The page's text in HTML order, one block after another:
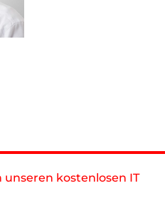
unseren kostenlosen IT